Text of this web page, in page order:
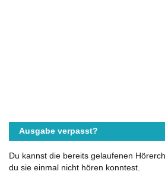
Ausgabe verpasst?
Du kannst die bereits gelaufenen
du sie einmal nicht hören konntest.